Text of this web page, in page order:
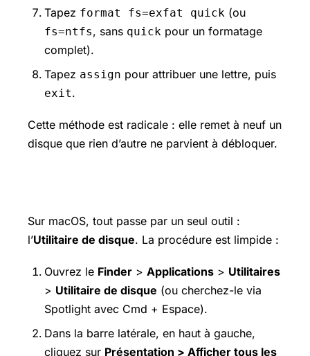
Tapez format fs=exfat quick (ou
fs=ntfs, sans quick pour un formatage
complet).
Tapez assign pour attribuer une lettre, puis
exit.
Cette méthode est radicale : elle remet à neuf un
disque que rien d’autre ne parvient à débloquer.
Sur macOS, tout passe par un seul outil :
l’Utilitaire de disque. La procédure est limpide :
Ouvrez le Finder > Applications > Utilitaires
> Utilitaire de disque (ou cherchez-le via
Spotlight avec Cmd + Espace).
Dans la barre latérale, en haut à gauche,
cliquez sur Présentation > Afficher tous les